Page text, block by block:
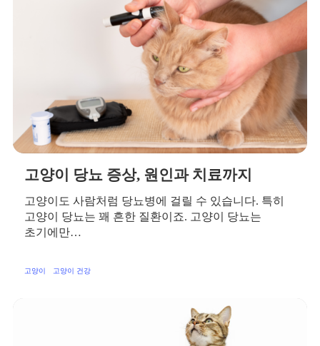
고양이 고양이 건강
고양이 당뇨 증상, 원인과 치료까지
고양이도 사람처럼 당뇨병에 걸릴 수 있습니다. 특히
고양이 당뇨는 꽤 흔한 질환이죠. 고양이 당뇨는
초기에만…